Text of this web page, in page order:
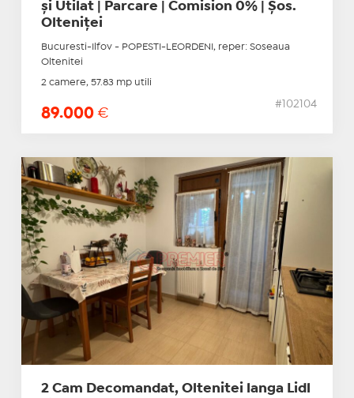
și Utilat | Parcare | Comision 0% | Șos.
Olteniței
Bucuresti-Ilfov - POPESTI-LEORDENI, reper: Soseaua
Oltenitei
2 camere, 57.83 mp utili
89.000 €
#102104
2 Cam Decomandat, Oltenitei langa Lidl